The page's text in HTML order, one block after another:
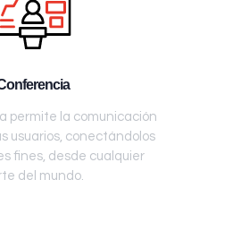
permite la comunicación
usuarios, conectándolos
fines, desde cualquier
del mundo.